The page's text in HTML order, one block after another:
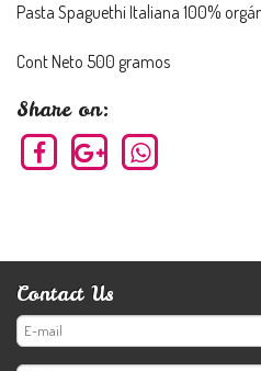
Pasta Spaguethi Italiana 100%
Cont Neto 500 gramos
Share on:
Contact Us